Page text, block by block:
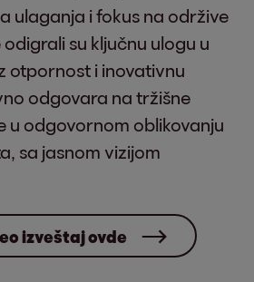
ulaganja i fokus na održive
su ključnu ulogu u
otpornost i inovativnu
odgovara na tržišne
u odgovornom oblikovanju
sa jasnom vizijom
izveštaj ovde